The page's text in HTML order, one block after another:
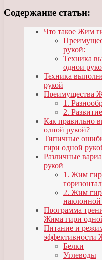
Содержание статьи:
Что такое Жим
рукой:
Техника
одной
Техника
рукой
Преимущества
1.
2.
Как правильно
одной рукой?
Типичные
гири одной
Различные
рукой
1. Жим
2. Жим
наклонной
Программа
Жима гири
Питание и
эффективности
Белки
Углеводы